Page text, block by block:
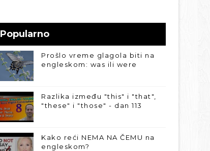
Popularno
Prošlo vreme glagola biti na
engleskom: was ili were
Razlika između "this" i "that",
"these" i "those" - dan 113
Kako reći NEMA NA ČEMU na
engleskom?